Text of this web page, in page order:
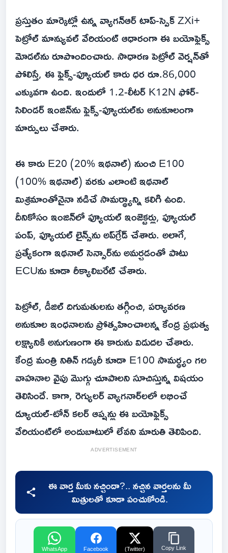
ప్రస్తుతం మార్కెట్లో ఉన్న వ్యాగన్ఆర్ టాప్-స్పెక్ ZXi+
పెట్రోల్ మాన్యువల్ వేరియంట్ ఆధారంగా ఈ బయోఫ్లెక్స్
మోడల్‌ను రూపొందించారు. సాధారణ పెట్రోల్ వెర్షన్‌తో
పోలిస్తే, ఈ ఫ్లెక్స్-ఫ్యూయల్ కారు ధర రూ.86,000
ఎక్కువగా ఉంది. ఇందులో 1.2-లీటర్ K12N ఫోర్-
సిలిండర్ ఇంజిన్‌ను ఫ్లెక్స్-ఫ్యూయల్‌కు అనుకూలంగా
మార్పులు చేశారు.
ఈ కారు E20 (20% ఇథనాల్) నుంచి E100
(100% ఇథనాల్) వరకు ఎలాంటి ఇథనాల్
మిశ్రమాంతోనైనా నడిచే సామర్థ్యాన్ని కలిగి ఉంది.
దీనికోసం ఇంజిన్‌లో ఫ్యూయల్ ఇంజెక్టర్లు, ఫ్యూయల్
పంప్, ఫ్యూయల్ లైన్స్‌ను అప్‌గ్రేడ్ చేశారు. అలాగే,
ప్రత్యేకంగా ఇథనాల్ సెన్సార్‌ను అమర్చడంతో పాటు
ECUను కూడా రీక్యాలిబరేట్ చేశారు.
పెట్రోల్, డీజిల్ దిగుమతులను తగ్గించి, పర్యావరణ
అనుకూల ఇంధనాలను ప్రోత్సహించాలన్న కేంద్ర ప్రభుత్వ
లక్ష్యానికి అనుగుణంగా ఈ కారును విడుదల చేశారు.
కేంద్ర మంత్రి నితిన్ గడ్కరీ కూడా E100 సామర్థ్యం గల
వాహనాల వైపు మొగ్గు చూపాలని సూచిస్తున్న విషయం
తెలిసిందే. కాగా, రెగ్యులర్ వ్యాగనార్‌లలో లభించే
డ్యూయల్-టోన్ కలర్ ఆప్షన్లు ఈ బయోఫ్లెక్స్
వేరియంట్‌లో అందుబాటులో లేవని మారుతి తెలిపింది.
ADVERTISEMENT
ఈ వార్త మీకు నచ్చిందా?.. నచ్చిన వార్తలను మీ
మిత్రులతో కూడా పంచుకోండి.
WhatsApp Facebook (Twitter) Copy Link